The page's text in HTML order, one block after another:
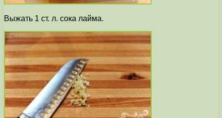
Выжать 1 ст. л. сока лайма.